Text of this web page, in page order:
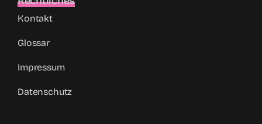
Kontakt
Glossar
Impressum
Datenschutz